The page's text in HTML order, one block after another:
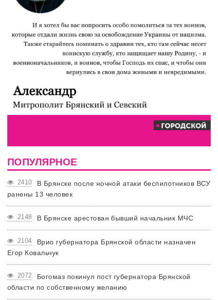
ПОПУЛЯРНОЕ
2410
В Брянске после ночной атаки беспилотников ВСУ
ранены 13 человек
2148 В Брянске арестован бывший начальник МЧС
2104
Врио губернатора Брянской области назначен
Егор Ковальчук
2072
Богомаз покинул пост губернатора Брянской
области по собственному желанию